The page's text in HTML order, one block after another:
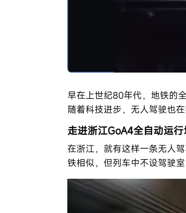
早在上世纪80年代，地铁的
随着科技进步，无人驾驶也
走进浙江GoA4全自动运
在浙江，就有这样一条无人
铁相似，但列车中不设驾驶